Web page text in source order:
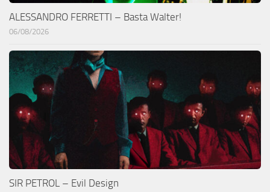
ALESSANDRO FERRETTI – Basta Walter!
06/08/2026
SIR PETROL – Evil Design